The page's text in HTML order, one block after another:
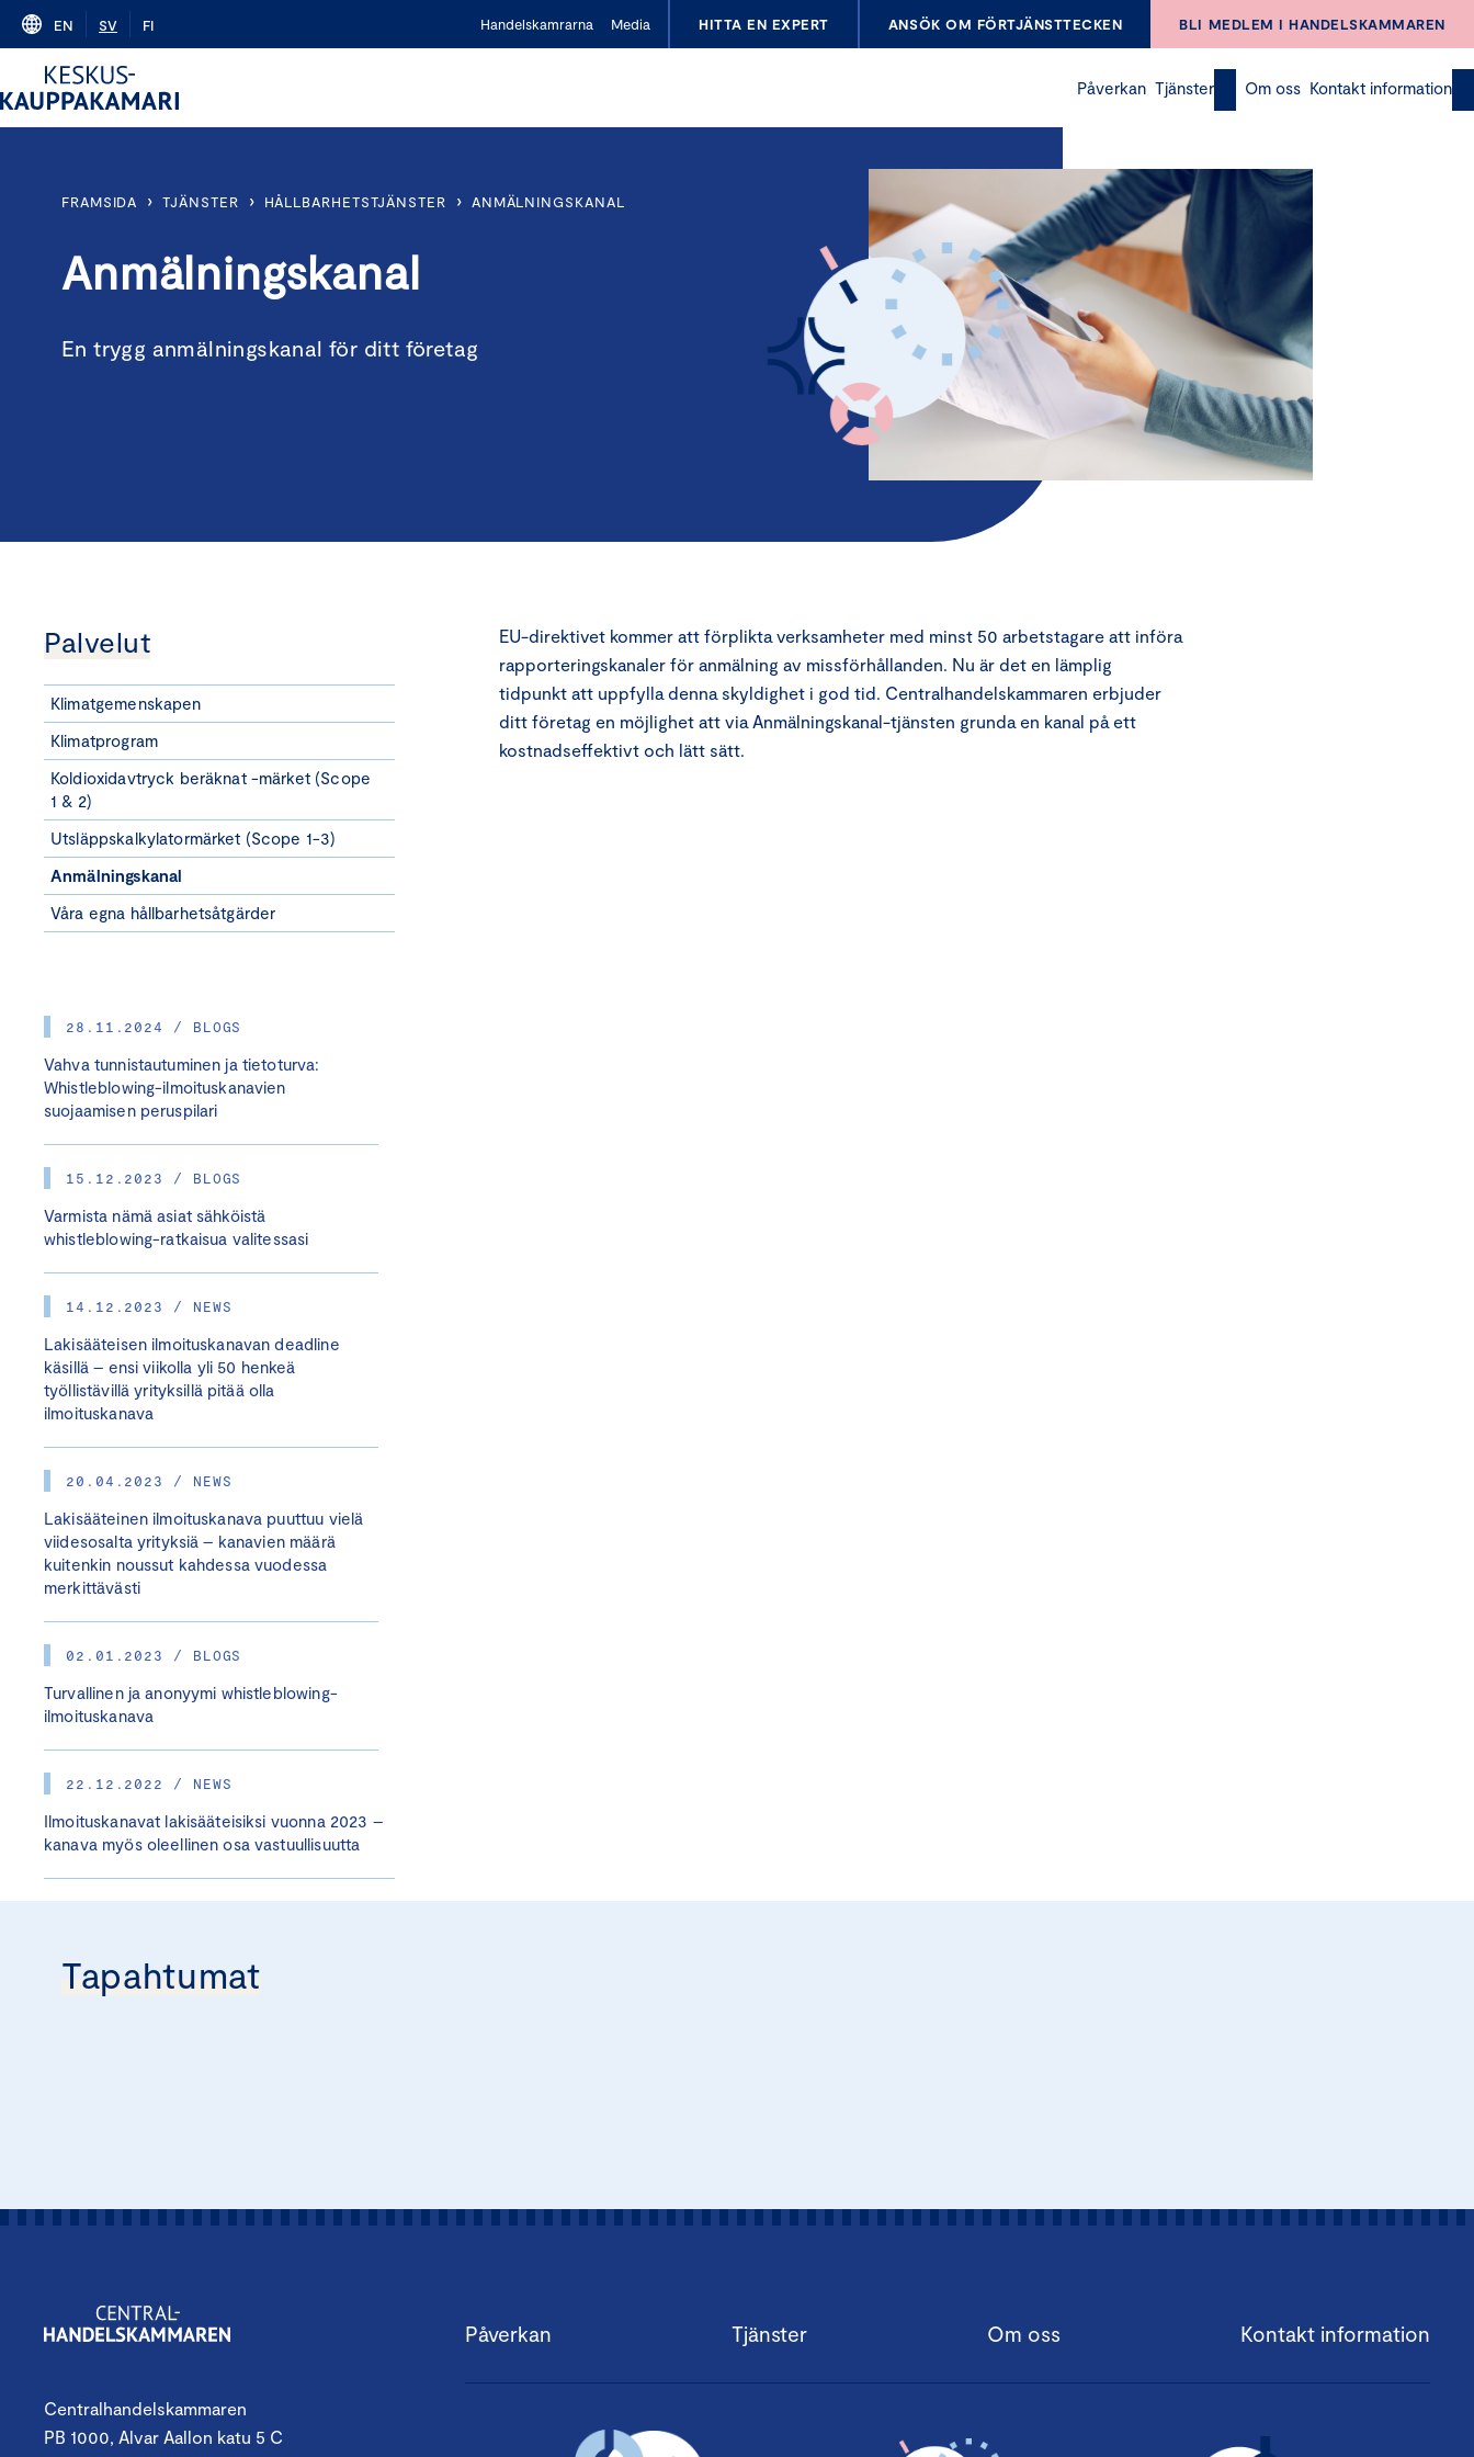
Skip
content
EN SV FI Handelskamrarna Media HITTA EN EXPERT ANSÖK OM FÖRTJÄNSTTECKEN BLI MEDLEM I HANDELSKAMMAREN
Påverkan Tjänster Om oss Kontakt information
FRAMSIDA › TJÄNSTER › HÅLLBARHETSTJÄNSTER › ANMÄLNINGSKANAL
Anmälningskanal
En trygg anmälningskanal för ditt företag
Palvelut
Klimatgemenskapen
Klimatprogram
Koldioxidavtryck beräknat -märket (Scope
1 & 2)
Utsläppskalkylatormärket (Scope 1-3)
Anmälningskanal
Våra egna hållbarhetsåtgärder
28.11.2024 / BLOGS
Vahva tunnistautuminen ja tietoturva:
Whistleblowing-ilmoituskanavien
suojaamisen peruspilari
15.12.2023 / BLOGS
Varmista nämä asiat sähköistä
whistleblowing-ratkaisua valitessasi
14.12.2023 / NEWS
Lakisääteisen ilmoituskanavan deadline
käsillä – ensi viikolla yli 50 henkeä
työllistävillä yrityksillä pitää olla
ilmoituskanava
20.04.2023 / NEWS
Lakisääteinen ilmoituskanava puuttuu vielä
viidesosalta yrityksiä – kanavien määrä
kuitenkin noussut kahdessa vuodessa
merkittävästi
02.01.2023 / BLOGS
Turvallinen ja anonyymi whistleblowing-
ilmoituskanava
22.12.2022 / NEWS
Ilmoituskanavat lakisääteisiksi vuonna 2023 –
kanava myös oleellinen osa vastuullisuutta
EU-direktivet kommer att förplikta verksamheter med minst 50 arbetstagare att införa
rapporteringskanaler för anmälning av missförhållanden. Nu är det en lämplig
tidpunkt att uppfylla denna skyldighet i god tid. Centralhandelskammaren erbjuder
ditt företag en möjlighet att via Anmälningskanal-tjänsten grunda en kanal på ett
kostnadseffektivt och lätt sätt.
Tapahtumat
Centralhandelskammaren
PB 1000, Alvar Aallon katu 5 C
Påverkan Tjänster Om oss Kontakt information